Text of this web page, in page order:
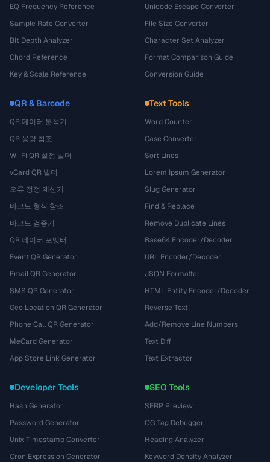
EQ Frequency Reference
Sample Rate Converter
Bit Depth Analyzer
Chord Reference
Key & Scale Reference
Unicode Escape Converter
File Size Converter
Character Set Analyzer
Format Comparison Guide
Conversion Guide
QR & Barcode
QR 데이터 분석기
QR 용량 참조
Wi-Fi QR 설정 빌더
vCard QR 빌더
오류 정정 계산기
바코드 형식 참조
바코드 검증기
QR 데이터 포맷터
Event QR Generator
Email QR Generator
SMS QR Generator
Geo Location QR Generator
Phone Call QR Generator
MeCard Generator
App Store Link Generator
Text Tools
Word Counter
Case Converter
Sort Lines
Lorem Ipsum Generator
Slug Generator
Find & Replace
Remove Duplicate Lines
Base64 Encoder/Decoder
URL Encoder/Decoder
JSON Formatter
HTML Entity Encoder/Decoder
Reverse Text
Add/Remove Line Numbers
Text Diff
Text Extractor
Developer Tools
Hash Generator
Password Generator
Unix Timestamp Converter
Cron Expression Generator
SEO Tools
SERP Preview
OG Tag Debugger
Heading Analyzer
Keyword Density Analyzer